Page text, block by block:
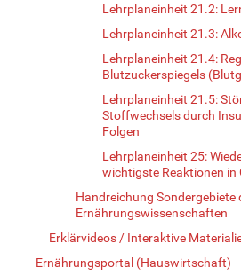
Lehrplaneinheit 21.2:
Lehrplaneinheit 21.3:
Lehrplaneinheit 21.4:
Blutzuckerspiegels
Lehrplaneinheit 21.5:
Stoffwechsels durch
Folgen
Lehrplaneinheit 25:
wichtigste Reaktionen in
Handreichung Sondergebiete
Ernährungswissenschaften
Erklärvideos / Interaktive
Ernährungsportal (Hauswirtschaft)